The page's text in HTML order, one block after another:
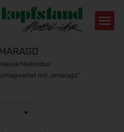
Mietmöbel
mit „smaragd“